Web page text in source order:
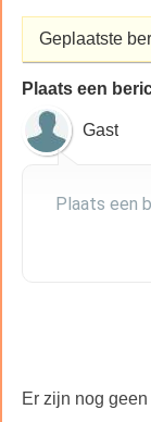
Geplaatste
Plaats een
Gast
Er zijn nog